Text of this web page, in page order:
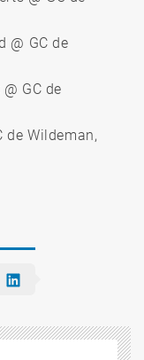
@ GC de
GC de
de Wildeman,